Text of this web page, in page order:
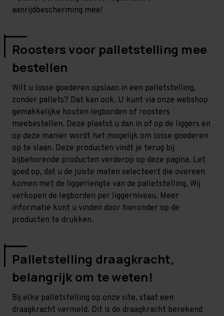
aanrijdbescherming mee!
Roosters voor palletstelling mee
bestellen
Wilt u losse goederen opslaan in een palletstelling,
zonder pallets? Dat kan ook. U kunt via onze webshop
gemakkelijke houten legborden of roosters
meebestellen. Deze plaatst u dan in of op de liggers en
op deze manier wordt het mogelijk om losse goederen
op te slaan. Deze producten vindt je terug bij
bijbehorende producten verderop op deze pagina. Let
goed op, dat u de juiste maten selecteert die overeen
komen met de liggerlengte van de palletstelling. Wij
verkopen de legborden per liggerniveau. Meer
informatie kunt u vinden door hieronder op de
producten te drukken.
Palletstelling draagkracht,
belangrijk om te weten!
Bij elke palletstelling op onze site, staat een
draagkracht vermeld. Dit is de draagkracht berekend